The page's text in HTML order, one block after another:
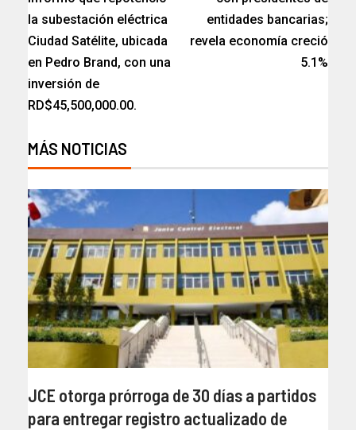
la subestación eléctrica
Ciudad Satélite, ubicada
en Pedro Brand, con una
inversión de
RD$45,500,000.00.
entidades bancarias;
revela economía creció
5.1%
MÁS NOTICIAS
JCE otorga prórroga de 30 días a partidos
para entregar registro actualizado de